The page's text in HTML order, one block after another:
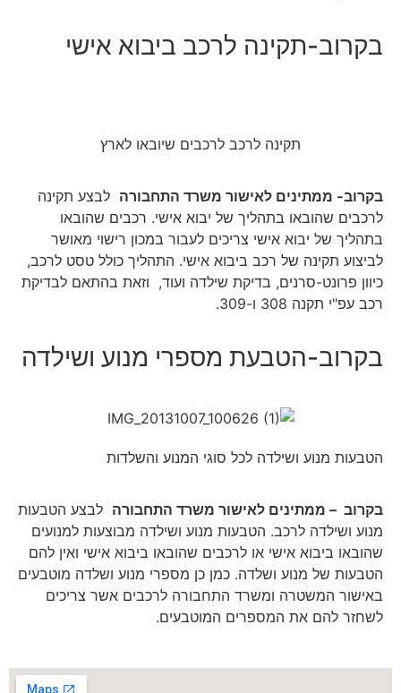
בקרוב-תקינה לרכב ביבוא אישי
תקינה לרכב לרכבים שיובאו לארץ
בקרוב- ממתינים לאישור משרד התחבורה לבצע תקינה
לרכבים שהובאו בתהליך של יבוא אישי. רכבים שהובאו
בתהליך של יבוא אישי צריכים לעבור במכון רישוי מאושר
לביצוע תקינה של רכב ביבוא אישי. התהליך כולל טסט לרכב,
כיוון פרונט-סרנים, בדיקת שילדה ועוד, וזאת בהתאם לבדיקת
רכב עפ"י תקנה 308 ו-309.
בקרוב-הטבעת מספרי מנוע ושילדה
הטבעות מנוע ושילדה לכל סוגי המנוע והשלדות
בקרוב – ממתינים לאישור משרד התחבורה לבצע הטבעות
מנוע ושילדה לרכב. הטבעות מנוע ושילדה מבוצעות למנועים
שהובאו ביבוא אישי או לרכבים שהובאו ביבוא אישי ואין להם
הטבעות של מנוע ושלדה. כמן כן מספרי מנוע ושלדה מוטבעים
באישור המשטרה ומשרד התחבורה לרכבים אשר צריכים
לשחזר להם את המספרים המוטבעים.